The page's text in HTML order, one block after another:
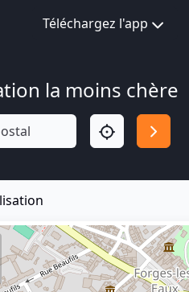
Téléchargez l'app
la moins chère